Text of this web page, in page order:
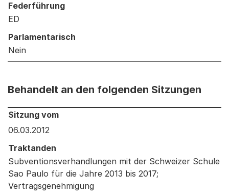
Federführung
ED
Parlamentarisch
Nein
Behandelt an den folgenden Sitzungen
Behandelt an den folgenden Sitzungen: Informationen
Sitzung vom
06.03.2012
Traktanden
Subventionsverhandlungen mit der Schweizer Schule
Sao Paulo für die Jahre 2013 bis 2017;
Vertragsgenehmigung